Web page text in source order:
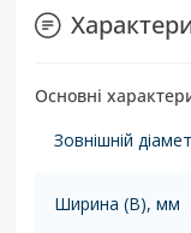
Основні
Зовнішній
Ширина (B), мм